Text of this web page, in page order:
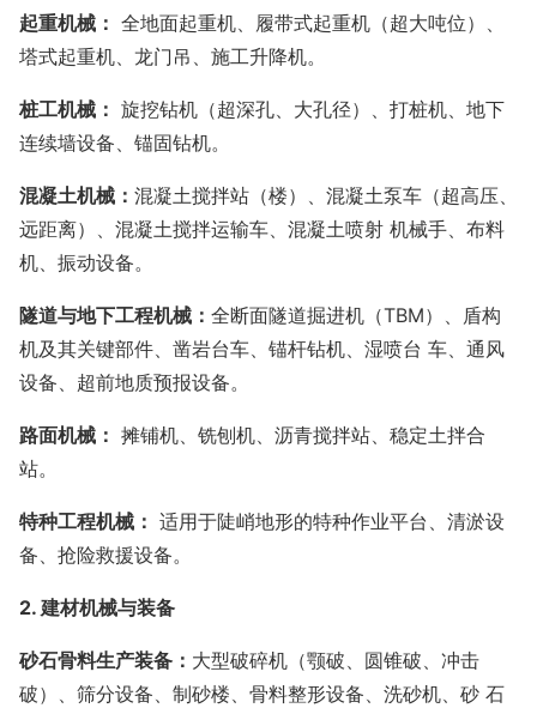
起重机械： 全地面起重机、履带式起重机（超大吨位）、
塔式起重机、龙门吊、施工升降机。
桩工机械： 旋挖钻机（超深孔、大孔径）、打桩机、地下
连续墙设备、锚固钻机。
混凝土机械： 混凝土搅拌站（楼）、混凝土泵车（超高压、
远距离）、混凝土搅拌运输车、混凝土喷射 机械手、布料
机、振动设备。
隧道与地下工程机械： 全断面隧道掘进机（TBM）、盾构
机及其关键部件、凿岩台车、锚杆钻机、湿喷台 车、通风
设备、超前地质预报设备。
路面机械： 摊铺机、铣刨机、沥青搅拌站、稳定土拌合
站。
特种工程机械： 适用于陡峭地形的特种作业平台、清淤设
备、抢险救援设备。
2. 建材机械与装备
砂石骨料生产装备： 大型破碎机（颚破、圆锥破、冲击
破）、筛分设备、制砂楼、骨料整形设备、洗砂机、砂 石